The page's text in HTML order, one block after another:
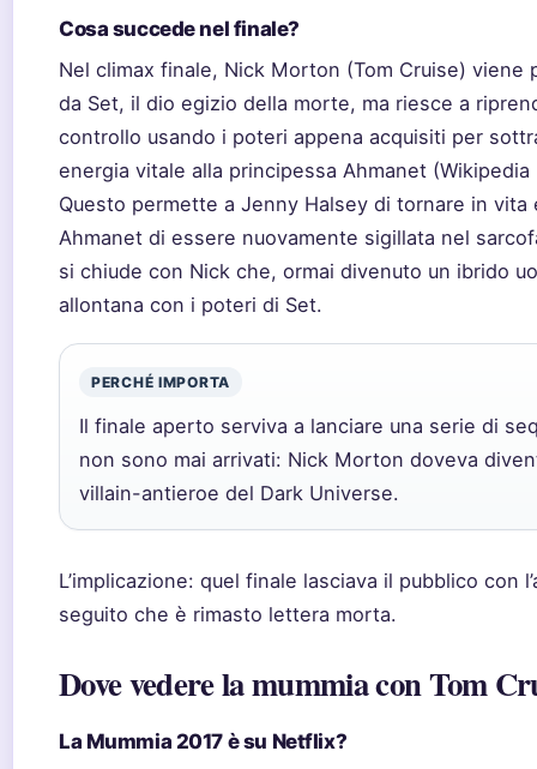
Cosa succede nel finale?
Nel climax finale, Nick Morton (Tom Cruise) viene
da Set, il dio egizio della morte, ma riesce a
controllo usando i poteri appena acquisiti per
energia vitale alla principessa Ahmanet (Wikipedia
Questo permette a Jenny Halsey di tornare in vita
Ahmanet di essere nuovamente sigillata nel
si chiude con Nick che, ormai divenuto un ibrido
allontana con i poteri di Set.
PERCHÉ IMPORTA
Il finale aperto serviva a lanciare una serie di
non sono mai arrivati: Nick Morton doveva
villain-antieroe del Dark Universe.
L’implicazione: quel finale lasciava il pubblico con
seguito che è rimasto lettera morta.
Dove vedere la mummia con Tom
La Mummia 2017 è su Netflix?